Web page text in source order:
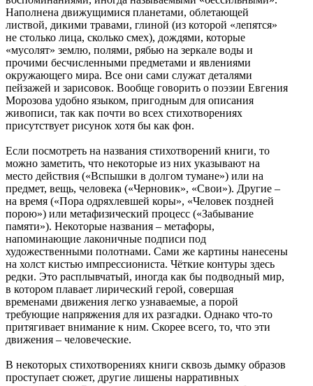
Наполнена движущимися планетами, облетающей
листвой, дикими травами, глиной (из которой «лепятся»
не столько лица, сколько смех), дождями, которые
«мусолят» землю, полями, рябью на зеркале воды и
прочими бесчисленными предметами и явлениями
окружающего мира. Все они сами служат деталями
пейзажей и зарисовок. Вообще говорить о поэзии Евгения
Морозова удобно языком, пригодным для описания
живописи, так как почти во всех стихотворениях
присутствует рисунок хотя бы как фон.
Если посмотреть на названия стихотворений книги, то
можно заметить, что некоторые из них указывают на
место действия («Вспышки в долгом тумане») или на
предмет, вещь, человека («Черновик», «Свои»). Другие –
на время («Пора одряхлевшей коры», «Человек поздней
порою») или метафизический процесс («Забывание
памяти»). Некоторые названия – метафоры,
напоминающие лаконичные подписи под
художественными полотнами. Сами же картины нанесены
на холст кистью импрессиониста. Чёткие контуры здесь
редки. Это расплывчатый, иногда как бы подводный мир,
в котором плавает лирический герой, совершая
временами движения легко узнаваемые, а порой
требующие напряжения для их разгадки. Однако что-то
притягивает внимание к ним. Скорее всего, то, что эти
движения – человеческие.
В некоторых стихотворениях книги сквозь дымку образов
проступает сюжет, другие лишены нарративных